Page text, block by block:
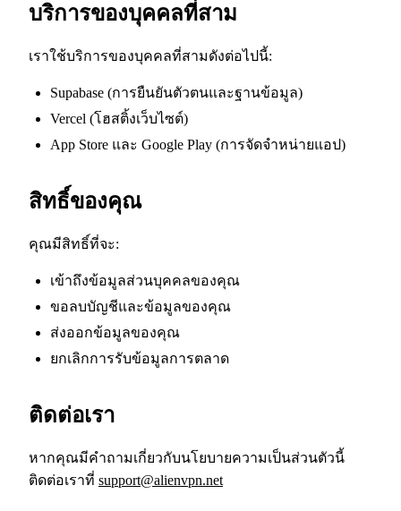
บริการของบุคคลที่สาม
เราใช้บริการของบุคคลที่สามดังต่อไปนี้:
Supabase (การยืนยันตัวตนและฐานข้อมูล)
Vercel (โฮสติ้งเว็บไซต์)
App Store และ Google Play (การจัดจำหน่ายแอป)
สิทธิ์ของคุณ
คุณมีสิทธิ์ที่จะ:
เข้าถึงข้อมูลส่วนบุคคลของคุณ
ขอลบบัญชีและข้อมูลของคุณ
ส่งออกข้อมูลของคุณ
ยกเลิกการรับข้อมูลการตลาด
ติดต่อเรา
หากคุณมีคำถามเกี่ยวกับนโยบายความเป็นส่วนตัวนี้
ติดต่อเราที่ support@alienvpn.net